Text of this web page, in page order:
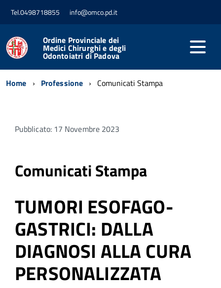
Tel.0498718855 info@omco.pd.it
Ordine Provinciale dei
Medici Chirurghi e degli
Odontoiatri di Padova
Home Professione Comunicati Stampa
Pubblicato: 17 Novembre 2023
Comunicati Stampa
TUMORI ESOFAGO-
GASTRICI: DALLA
DIAGNOSI ALLA CURA
PERSONALIZZATA